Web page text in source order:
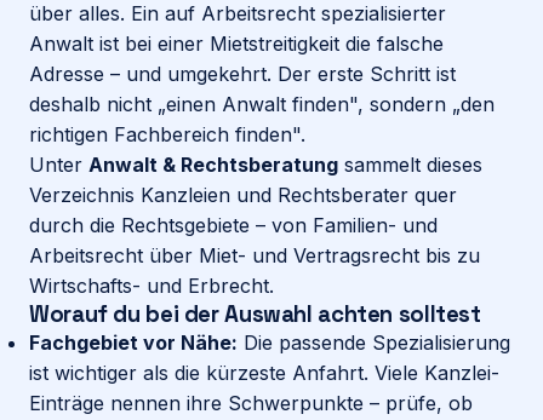
Firma eintragen
über alles. Ein auf Arbeitsrecht spezialisierter
Anwalt ist bei einer Mietstreitigkeit die falsche
Adresse – und umgekehrt. Der erste Schritt ist
deshalb nicht „einen Anwalt finden", sondern „den
richtigen Fachbereich finden".
Unter Anwalt & Rechtsberatung sammelt dieses
Verzeichnis Kanzleien und Rechtsberater quer
durch die Rechtsgebiete – von Familien- und
Arbeitsrecht über Miet- und Vertragsrecht bis zu
Wirtschafts- und Erbrecht.
Worauf du bei der Auswahl achten solltest
Fachgebiet vor Nähe: Die passende Spezialisierung
ist wichtiger als die kürzeste Anfahrt. Viele Kanzlei-
Einträge nennen ihre Schwerpunkte – prüfe, ob